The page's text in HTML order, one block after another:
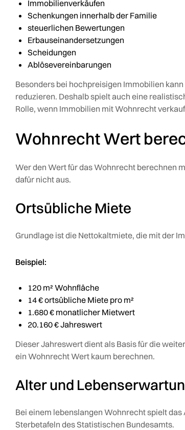
Immobilienverkäufen
Schenkungen innerhalb der Familie
steuerlichen Bewertungen
Erbauseinandersetzungen
Scheidungen
Ablösevereinbarungen
Besonders bei hochpreisigen Immobilien
reduzieren. Deshalb spielt auch eine
Rolle, wenn Immobilien mit Wohnrecht
Wohnrecht Wert
Wer den Wert für das Wohnrecht berechnen
dafür nicht aus.
Ortsübliche Miete
Grundlage ist die Nettokaltmiete, die mit der
Beispiel:
120 m² Wohnfläche
14 € ortsübliche Miete pro m²
1.680 € monatlicher Mietwert
20.160 € Jahreswert
Dieser Jahreswert dient als Basis für die
ein Wohnrecht Wert kaum berechnen.
Alter und
Bei einem lebenslangen Wohnrecht spielt
Sterbetafeln des Statistischen Bundesamts.